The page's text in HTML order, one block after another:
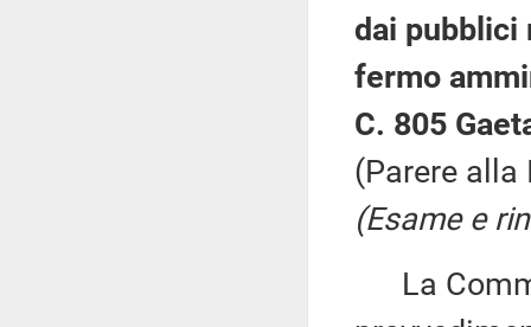
dai
fermo
C. 805
(Parere alla
(Esame e
La